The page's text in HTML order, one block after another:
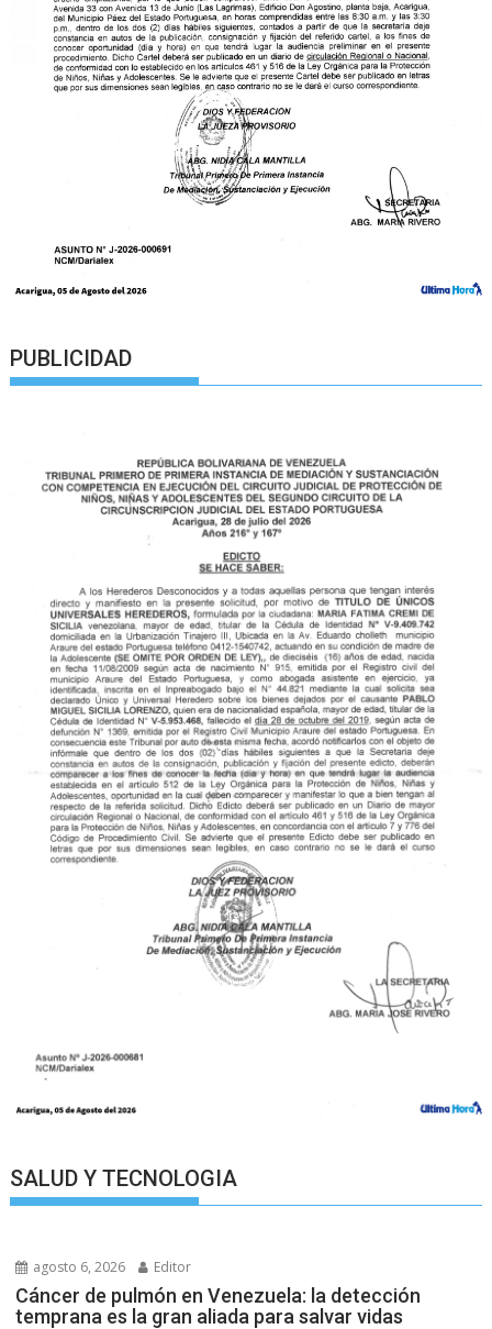
PUBLICIDAD
SALUD Y TECNOLOGIA
agosto 6, 2026 Editor
Cáncer de pulmón en Venezuela: la detección
temprana es la gran aliada para salvar vidas